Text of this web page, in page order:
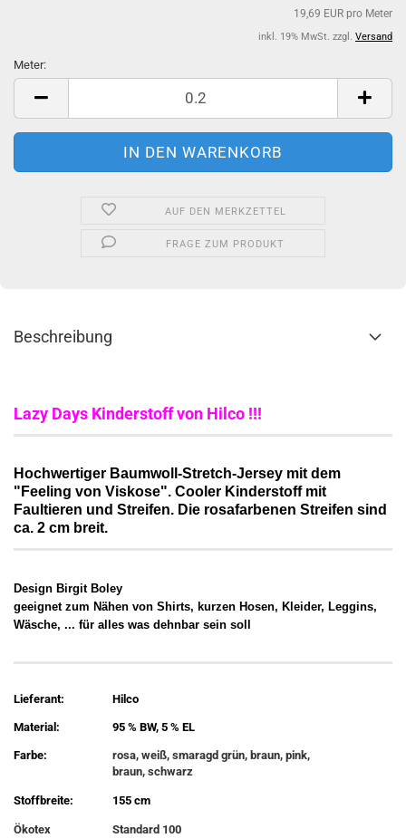
19,69 EUR pro Meter
inkl. 19% MwSt. zzgl. Versand
Meter:
Meter
AUF DEN MERKZETTEL
FRAGE ZUM PRODUKT
Beschreibung
Lazy Days Kinderstoff von Hilco !!!
Hochwertiger Baumwoll-Stretch-Jersey mit dem
"Feeling von Viskose". Cooler Kinderstoff mit
Faultieren und Streifen. Die rosafarbenen Streifen sind
ca. 2 cm breit.
Design Birgit Boley
geeignet zum Nähen von Shirts, kurzen Hosen, Kleider, Leggins,
Wäsche, ... für alles was dehnbar sein soll
Lieferant: Hilco
Material: 95 % BW, 5 % EL
Farbe:
rosa, weiß, smaragd grün, braun, pink,
braun, schwarz
Stoffbreite: 155 cm
Ökotex Standard 100